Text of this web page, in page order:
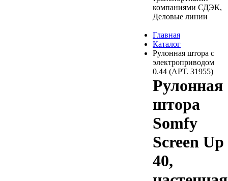
компаниями СДЭК,
Деловые линии
Главная
Каталог
Рулонная штора с
электроприводом
0.44 (АРТ. 31955)
Рулонная
штора
Somfy
Screen Up
40,